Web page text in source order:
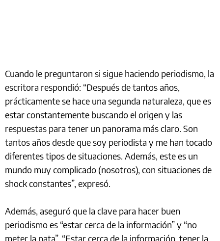
Cuando le preguntaron si sigue haciendo periodismo, la
escritora respondió: “Después de tantos años,
prácticamente se hace una segunda naturaleza, que es
estar constantemente buscando el origen y las
respuestas para tener un panorama más claro. Son
tantos años desde que soy periodista y me han tocado
diferentes tipos de situaciones. Además, este es un
mundo muy complicado (nosotros), con situaciones de
shock constantes”, expresó.
Además, aseguró que la clave para hacer buen
periodismo es “estar cerca de la información” y “no
meter la pata”. “Estar cerca de la información, tener la